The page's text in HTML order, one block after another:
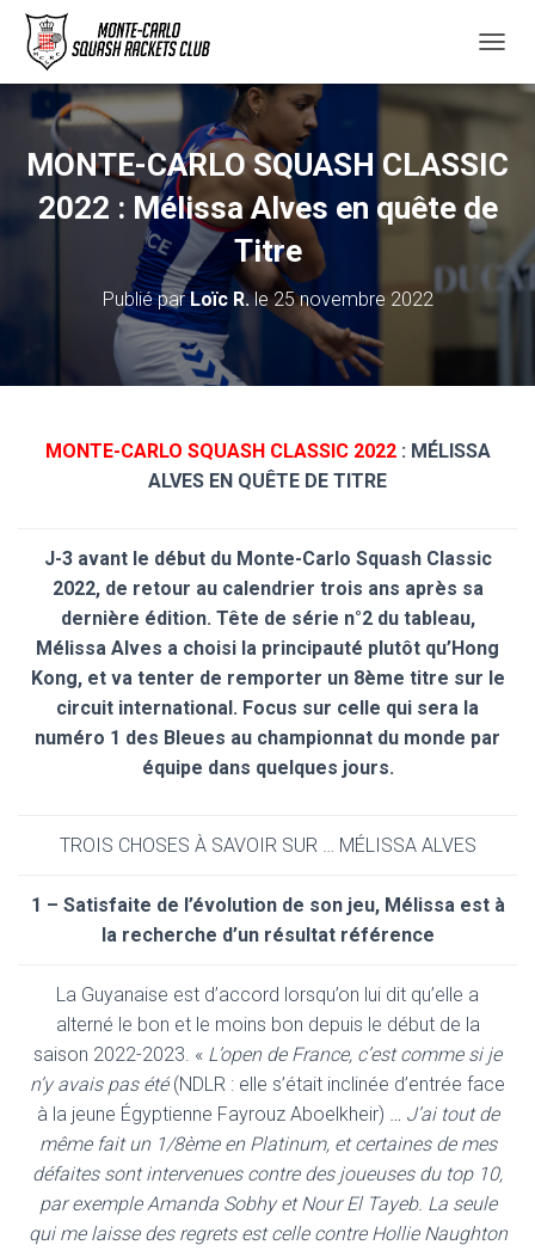
É
I
E
L
N
MONTE-CARLO SQUASH CLASSIC
2022 : Mélissa Alves en quête de
Titre
Publié parLoïc R.le25 novembre 2022
MONTE-CARLO SQUASH CLASSIC 2022: MÉLISSA
ALVES EN QUÊTE DE TITRE
J-3 avant le début du Monte-Carlo Squash Classic
2022, de retour au calendrier trois ans après sa
dernière édition. Tête de série n°2 du tableau,
Mélissa Alves a choisi la principauté plutôt qu’Hong
Kong, et va tenter de remporter un 8ème titre sur le
circuit international. Focus sur celle qui sera la
numéro 1 des Bleues au championnat du monde par
équipe dans quelques jours.
TROIS CHOSES À SAVOIR SUR … MÉLISSA ALVES
1 – Satisfaite de l’évolution de son jeu, Mélissa est à
la recherche d’un résultat référence
La Guyanaise est d’accord lorsqu’on lui dit qu’elle a
alterné le bon et le moins bon depuis le début de la
saison 2022-2023. « L’open de France, c’est comme si je
n’y avais pas été(NDLR : elle s’était inclinée d’entrée face
à la jeune Égyptienne Fayrouz Aboelkheir) … J’ai tout de
même fait un 1/8ème en Platinum, et certaines de mes
défaites sont intervenues contre des joueuses du top 10,
par exemple Amanda Sobhy et Nour El Tayeb. La seule
qui me laisse des regrets est celle contre Hollie Naughton